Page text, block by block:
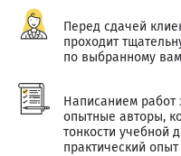
Перед сдачей
проходит
по выбранному
Написанием работ
опытные авторы,
тонкости учебной
практический